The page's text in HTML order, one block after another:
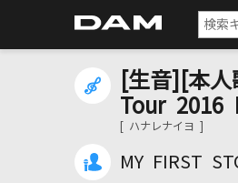
[生音][本
Tour 2016
[ ハナレナイヨ ]
MY FIRST